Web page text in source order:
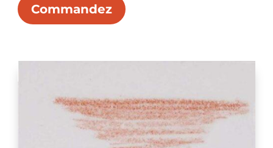
Commandez